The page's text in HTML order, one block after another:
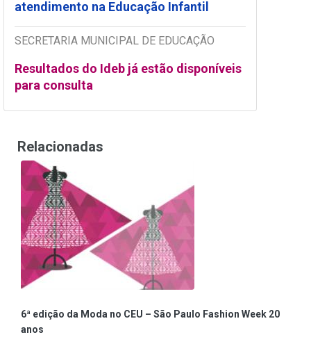
atendimento na Educação Infantil
SECRETARIA MUNICIPAL DE EDUCAÇÃO
Resultados do Ideb já estão disponíveis
para consulta
Relacionadas
6ª edição da Moda no CEU – São Paulo Fashion Week 20
anos